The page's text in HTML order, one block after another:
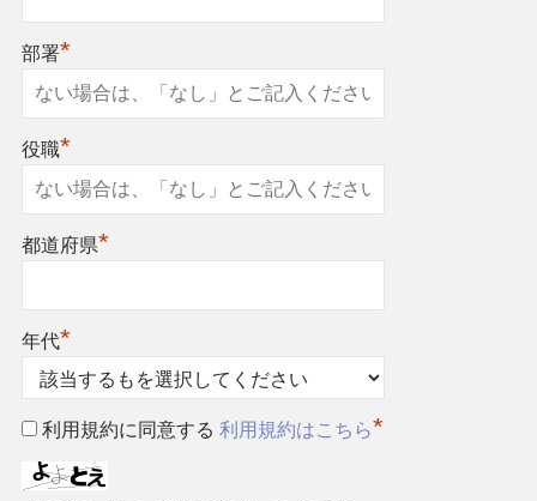
部署*
役職*
都道府県*
年代*
利用規約に同意する 利用規約はこちら*